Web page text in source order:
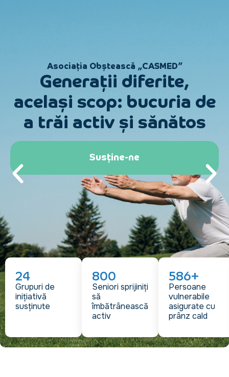
Vârstnici
îngrijiți cu
dedicație și
0+
De localități
partenere din
toată Moldova
0+
Asociația Obștească „CASMED”
Generații diferite,
același scop: bucuria de
a trăi activ și sănătos
Susține-ne
Grupuri de
inițiativă
susținute
37
Seniori sprijiniți
să
îmbătrânească
activ
800
Persoane
vulnerabile
asigurate cu
prânz cald
1500